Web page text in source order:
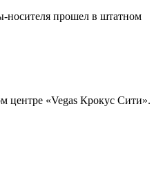
носителя прошел в штатном
центре «Vegas Крокус Сити».